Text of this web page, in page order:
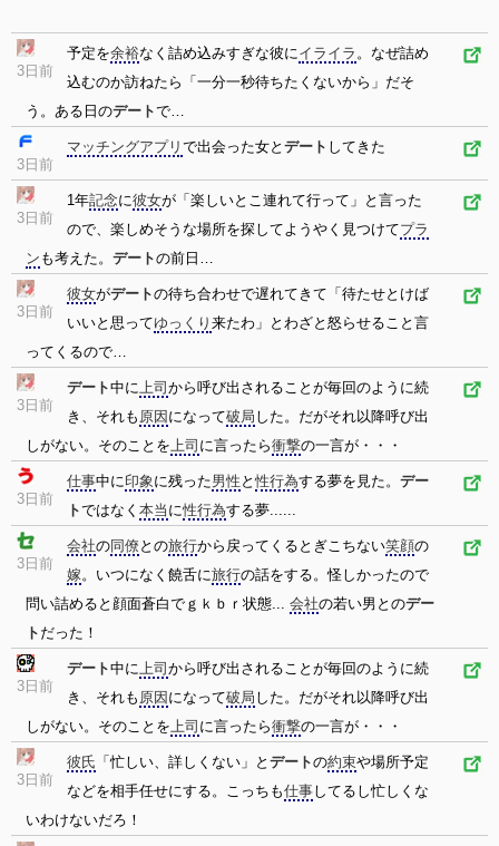
3日前
予定を余裕なく詰め込みすぎな彼にイライラ 。なぜ詰め
込むのか訪ねたら「一分一秒待ちたくないから」だそ
う。ある日のデートで…
3日前
マッチングアプリ で出会った女と デート してきた
3日前
1年記念に彼女が「楽しいとこ連れて行って」と言った
ので、楽しめそうな場所を探してようやく見つけてプラ
ン も考えた。 デートの前日…
3日前
彼女がデートの待ち合わせで遅れてきて「待たせとけば
いいと思ってゆっくり 来たわ」とわざと怒らせること言
ってくるので…
3日前
デート中に上司 から呼び出されることが毎回のように続
き、それも 原因 になって破局 した。だがそれ以降呼び出
しがない。そのことを上司 に言ったら衝撃の一言が・・・
3日前
仕事中に印象に残った男性 と性行為する夢を見た。 デー
トではなく 本当 に性行為する夢......
3日前
会社の同僚 との旅行から戻ってくるとぎこちない笑顔の
嫁。いつになく饒舌に旅行の話をする。怪しかったので
問い詰めると顔面蒼白でｇｋｂｒ状態... 会社の若い男とのデー
ト だった！
3日前
デート中に上司 から呼び出されることが毎回のように続
き、それも 原因 になって破局 した。だがそれ以降呼び出
しがない。そのことを上司 に言ったら衝撃の一言が・・・
3日前
彼氏 「忙しい、詳しくない」と デートの約束や場所予定
などを相手任せにする。こっちも仕事してるし忙しくな
いわけないだろ！